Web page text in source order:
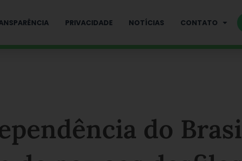
PRIVACIDADE NOTÍCIAS CONTATO
do